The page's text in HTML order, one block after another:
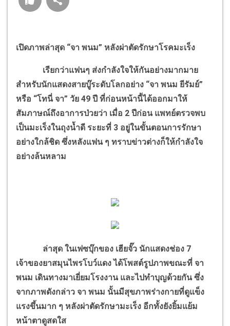
เปิดภาพล่าสุด “จา พนม” หลังผ่าตัดรักษาโรคมะเร็ง
เรียกว่าแฟนๆ ส่งกำลังใจให้กันอย่างมากมาย
สำหรับนักแสดงสายบู๊ระดับโลกอย่าง “จา พนม ยีรัมย์”
หรือ “โทนี่ จา” วัย 49 ปี ที่ก่อนหน้านี้ได้ออกมาให้
สัมภาษณ์ถึงอาการป่วยว่า เมื่อ 2 ปีก่อน แพทย์ตรวจพบ
เป็นมะเร็งในถุงน้ำดี ระยะที่ 3 อยู่ในขั้นตอนการรักษา
อย่างใกล้ชิด ซึ่งหลังแฟน ๆ ทราบข่าวต่างก็ให้กำลังใจ
อย่างล้นหลาม
ล่าสุด ในเฟซบุ๊กของ เฮียจั๊ว นักแสดงช่อง 7
เจ้าของยาสมุนไพรโบว์แดง ได้โพสต์รูปภาพขณะที่ จา
พนม เดินทางมาเยี่ยมโรงงาน และไปทำบุญด้วยกัน ซึ่ง
จากภาพดังกล่าว จา พนม นั้นมีสุขภาพร่างกายที่ดูแข็ง
แรงขึ้นมาก ๆ หลังผ่าตัดรักษามะเร็ง อีกทั้งยังยิ้มแย้ม
หน้าตาดูสดใส